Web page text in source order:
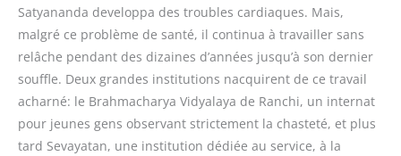
Satyananda developpa des troubles cardiaques. Mais,
malgré ce problème de santé, il continua à travailler sans
relâche pendant des dizaines d’années jusqu’à son dernier
souffle. Deux grandes institutions nacquirent de ce travail
acharné: le Brahmacharya Vidyalaya de Ranchi, un internat
pour jeunes gens observant strictement la chasteté, et plus
tard Sevayatan, une institution dédiée au service, à la